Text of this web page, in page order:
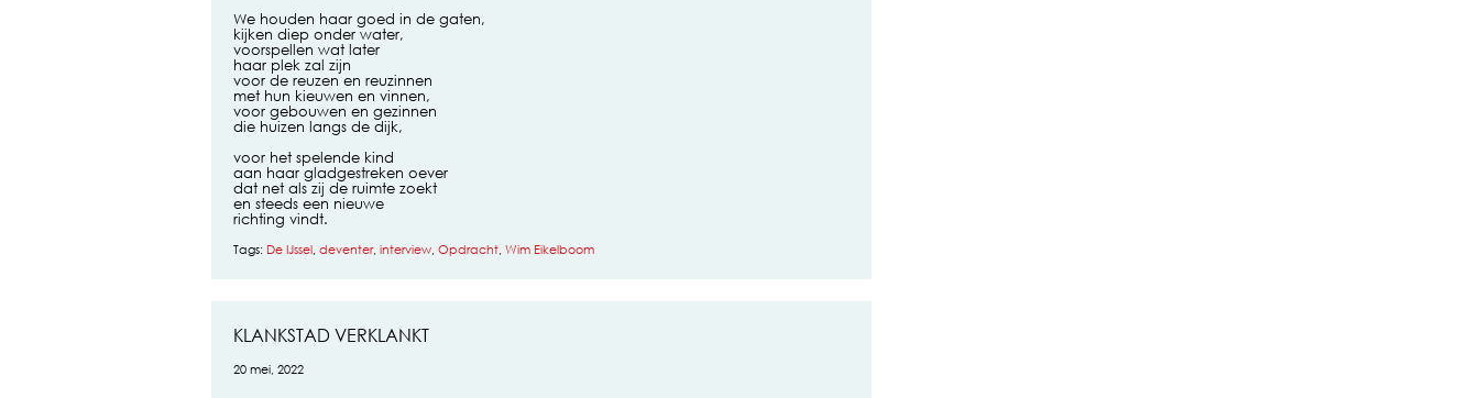
We houden haar goed in de gaten,
kijken diep onder water,
voorspellen wat later
haar plek zal zijn
voor de reuzen en reuzinnen
met hun kieuwen en vinnen,
voor gebouwen en gezinnen
die huizen langs de dijk,
voor het spelende kind
aan haar gladgestreken oever
dat net als zij de ruimte zoekt
en steeds een nieuwe
richting vindt.
Tags: De IJssel, deventer, interview, Opdracht, Wim Eikelboom
KLANKSTAD VERKLANKT
20 mei, 2022